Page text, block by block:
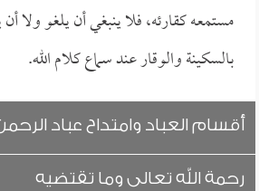
مستمعه كقارئه، فلا ينبغي أن يلغو ولا
بالسكينة والوقار عند سماع كلام الله.
أقسام العباد وامتداح عباد
رحمة الله تعالى وما تقتضيه